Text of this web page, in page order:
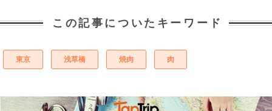
この記事についたキーワード
東京 浅草橋 焼肉 肉